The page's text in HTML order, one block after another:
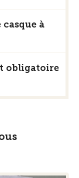
à
obligatoire